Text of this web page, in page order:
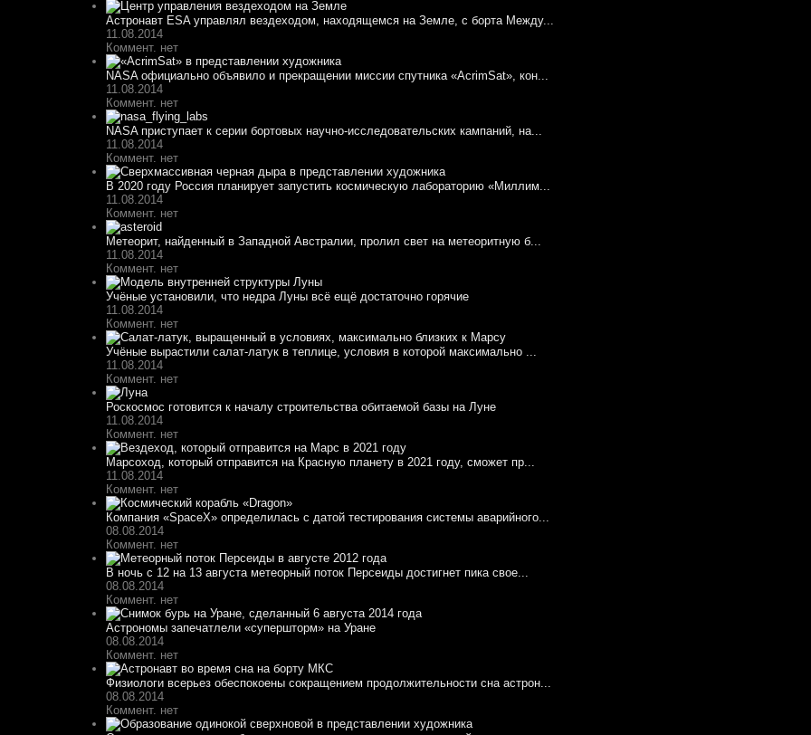
Астронавт ESA управлял вездеходом, находящемся на Земле, с борта Между...
11.08.2014
Коммент. нет
NASA официально объявило и прекращении миссии спутника «AcrimSat», кон...
11.08.2014
Коммент. нет
NASA приступает к серии бортовых научно-исследовательских кампаний, на...
11.08.2014
Коммент. нет
В 2020 году Россия планирует запустить космическую лабораторию «Миллим...
11.08.2014
Коммент. нет
Метеорит, найденный в Западной Австралии, пролил свет на метеоритную б...
11.08.2014
Коммент. нет
Учёные установили, что недра Луны всё ещё достаточно горячие
11.08.2014
Коммент. нет
Учёные вырастили салат-латук в теплице, условия в которой максимально ...
11.08.2014
Коммент. нет
Роскосмос готовится к началу строительства обитаемой базы на Луне
11.08.2014
Коммент. нет
Марсоход, который отправится на Красную планету в 2021 году, сможет пр...
11.08.2014
Коммент. нет
Компания «SpaceX» определилась с датой тестирования системы аварийного...
08.08.2014
Коммент. нет
В ночь с 12 на 13 августа метеорный поток Персеиды достигнет пика свое...
08.08.2014
Коммент. нет
Астрономы запечатлели «супершторм» на Уране
08.08.2014
Коммент. нет
Физиологи всерьез обеспокоены сокращением продолжительности сна астрон...
08.08.2014
Коммент. нет